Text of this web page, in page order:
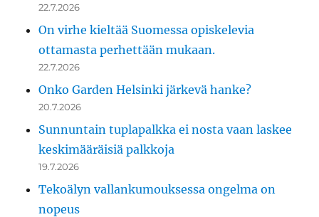
22.7.2026
On virhe kieltää Suomessa opiskelevia
ottamasta perhettään mukaan.
22.7.2026
Onko Garden Helsinki järkevä hanke?
20.7.2026
Sunnuntain tuplapalkka ei nosta vaan laskee
keskimääräisiä palkkoja
19.7.2026
Tekoälyn vallankumouksessa ongelma on
nopeus